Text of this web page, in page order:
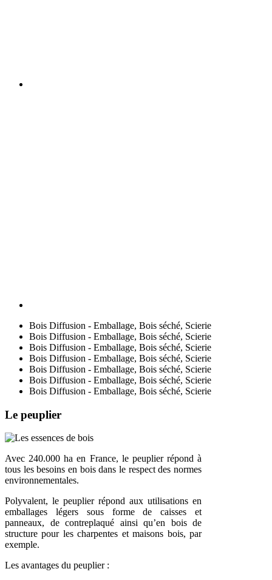
Bois Diffusion - Emballage, Bois séché, Scierie
Bois Diffusion - Emballage, Bois séché, Scierie
Bois Diffusion - Emballage, Bois séché, Scierie
Bois Diffusion - Emballage, Bois séché, Scierie
Bois Diffusion - Emballage, Bois séché, Scierie
Bois Diffusion - Emballage, Bois séché, Scierie
Bois Diffusion - Emballage, Bois séché, Scierie
Le peuplier
Avec 240.000 ha en France, le peuplier répond à
tous les besoins en bois dans le respect des normes
environnementales.
Polyvalent, le peuplier répond aux utilisations en
emballages légers sous forme de caisses et
panneaux, de contreplaqué ainsi qu’en bois de
structure pour les charpentes et maisons bois, par
exemple.
Les avantages du peuplier :